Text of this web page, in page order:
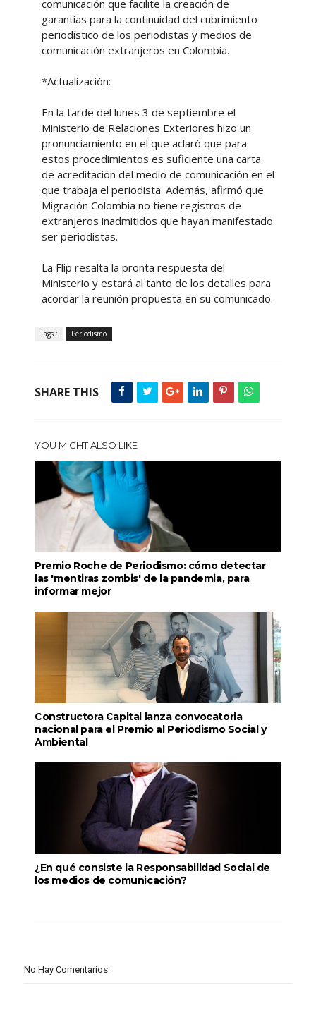
comunicación que facilite la creación de
garantías para la continuidad del cubrimiento
periodístico de los periodistas y medios de
comunicación extranjeros en Colombia.
*Actualización:
En la tarde del lunes 3 de septiembre el
Ministerio de Relaciones Exteriores hizo un
pronunciamiento en el que aclaró que para
estos procedimientos es suficiente una carta
de acreditación del medio de comunicación en el
que trabaja el periodista. Además, afirmó que
Migración Colombia no tiene registros de
extranjeros inadmitidos que hayan manifestado
ser periodistas.
La Flip resalta la pronta respuesta del
Ministerio y estará al tanto de los detalles para
acordar la reunión propuesta en su comunicado.
Tags : Periodismo
SHARE THIS
YOU MIGHT ALSO LIKE
Premio Roche de Periodismo: cómo detectar
las 'mentiras zombis' de la pandemia, para
informar mejor
Constructora Capital lanza convocatoria
nacional para el Premio al Periodismo Social y
Ambiental
¿En qué consiste la Responsabilidad Social de
los medios de comunicación?
No Hay Comentarios: